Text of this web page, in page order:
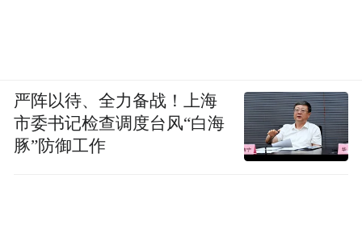
严阵以待、全力备战！上海
市委书记检查调度台风“白海
豚”防御工作